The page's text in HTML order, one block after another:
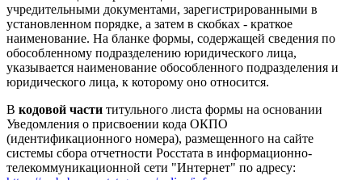
учредительными документами, зарегистрированными в
установленном порядке, а затем в скобках - краткое
наименование. На бланке формы, содержащей сведения по
обособленному подразделению юридического лица,
указывается наименование обособленного подразделения и
юридического лица, к которому оно относится.
В кодовой части титульного листа формы на основании
Уведомления о присвоении кода ОКПО
(идентификационного номера), размещенного на сайте
системы сбора отчетности Росстата в информационно-
телекоммуникационной сети "Интернет" по адресу: